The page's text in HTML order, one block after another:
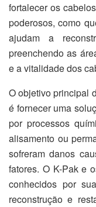
fortalecer os
poderosos, como
ajudam a
preenchendo as
e a vitalidade dos
O objetivo principal
é fornecer uma
por processos
alisamento ou
sofreram danos
fatores. O K-Pak e
conhecidos por
reconstrução e